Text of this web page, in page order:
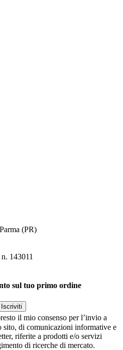
(PR)
143011
sul tuo primo ordine
Iscriviti
il mio consenso per l’invio a
sito, di comunicazioni informative e
riferite a prodotti e/o servizi
di ricerche di mercato.